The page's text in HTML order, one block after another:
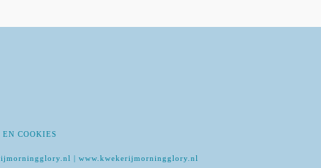
COOKIES
| www.kwekerijmorningglory.nl